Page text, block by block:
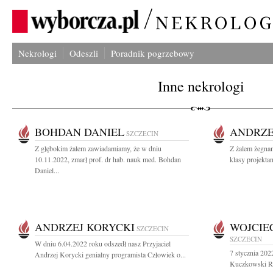
Nekrologi Odeszli Poradnik pogrzebowy
Inne nekrologi
BOHDAN DANIEL SZCZECIN
Z głębokim żalem zawiadamiamy, że w dniu
10.11.2022, zmarł prof. dr hab. nauk med. Bohdan
Daniel...
Z żalem
klasy
ANDRZEJ KORYCKI SZCZECIN
W dniu 6.04.2022 roku odszedł nasz Przyjaciel
Andrzej Korycki genialny programista Człowiek o...
SZCZECIN
7 stycznia
Kuczkowski